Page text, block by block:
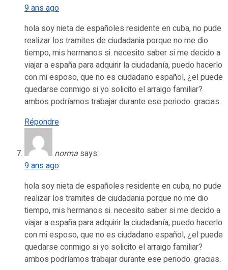
9 ans ago
hola soy nieta de españoles residente en cuba, no pude
realizar los tramites de ciudadania porque no me dio
tiempo, mis hermanos si. necesito saber si me decido a
viajar a españa para adquirir la ciudadanía, puedo hacerlo
con mi esposo, que no es ciudadano español, ¿el puede
quedarse conmigo si yo solicito el arraigo familiar?
ambos podríamos trabajar durante ese periodo. gracias.
Répondre
norma says:
9 ans ago
hola soy nieta de españoles residente en cuba, no pude
realizar los tramites de ciudadania porque no me dio
tiempo, mis hermanos si. necesito saber si me decido a
viajar a españa para adquirir la ciudadanía, puedo hacerlo
con mi esposo, que no es ciudadano español, ¿el puede
quedarse conmigo si yo solicito el arraigo familiar?
ambos podríamos trabajar durante ese periodo. gracias.